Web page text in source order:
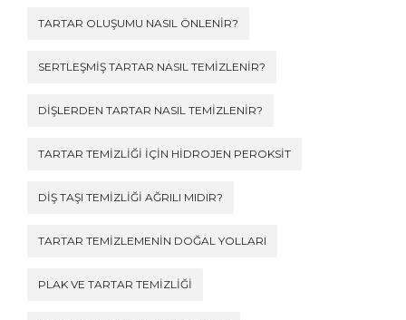
TARTAR OLUŞUMU NASIL ÖNLENIR?
SERTLEŞMIŞ TARTAR NASIL TEMIZLENIR?
DIŞLERDEN TARTAR NASIL TEMIZLENIR?
TARTAR TEMIZLIĞI İÇIN HIDROJEN PEROKSIT
DIŞ TAŞI TEMIZLIĞI AĞRILI MIDIR?
TARTAR TEMIZLEMENIN DOĞAL YOLLARI
PLAK VE TARTAR TEMIZLIĞI